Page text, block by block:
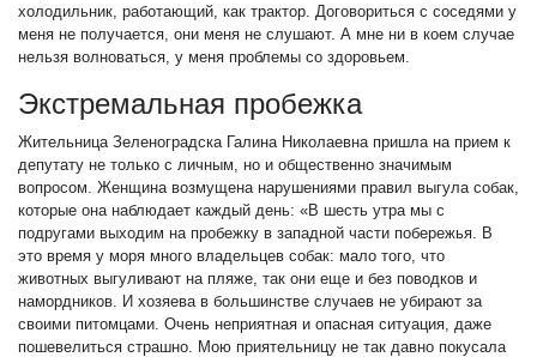
холодильник, работающий, как трактор. Договориться с соседями у
меня не получается, они меня не слушают. А мне ни в коем случае
нельзя волноваться, у меня проблемы со здоровьем.
Экстремальная пробежка
Жительница Зеленоградска Галина Николаевна пришла на прием к
депутату не только с личным, но и общественно значимым
вопросом. Женщина возмущена нарушениями правил выгула собак,
которые она наблюдает каждый день: «В шесть утра мы с
подругами выходим на пробежку в западной части побережья. В
это время у моря много владельцев собак: мало того, что
животных выгуливают на пляже, так они еще и без поводков и
намордников. И хозяева в большинстве случаев не убирают за
своими питомцами. Очень неприятная и опасная ситуация, даже
пошевелиться страшно. Мою приятельницу не так давно покусала